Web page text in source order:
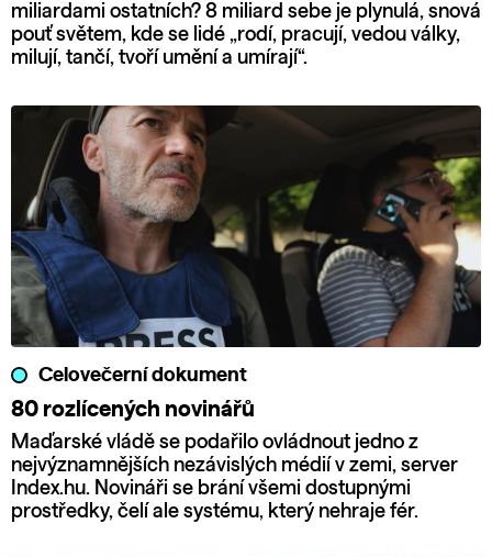
miliardami ostatních? 8 miliard sebe je plynulá, snová
pouť světem, kde se lidé „rodí, pracují, vedou války,
milují, tančí, tvoří umění a umírají“.
Celovečerní dokument
80 rozlícených novinářů
Maďarské vládě se podařilo ovládnout jedno z
nejvýznamnějších nezávislých médií v zemi, server
Index.hu. Novináři se brání všemi dostupnými
prostředky, čelí ale systému, který nehraje fér.